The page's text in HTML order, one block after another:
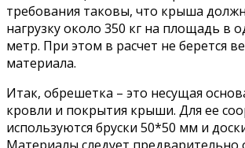
требования таковы, что крыша
нагрузку около 350 кг на площадь в
метр. При этом в расчет не берется
материала.
Итак, обрешетка – это несущая
кровли и покрытия крыши. Для ее
используются бруски 50*50 мм и
Материалы следует предварительно